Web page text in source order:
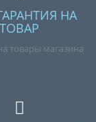
НА
ТОВАР
товары магазина